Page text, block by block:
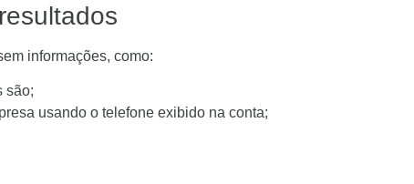
informações, como:
são;
usando o telefone exibido na conta;